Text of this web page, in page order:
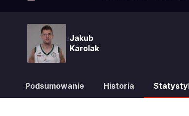
3Jakub
Karolak
Podsumowanie Historia